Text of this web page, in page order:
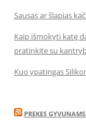
Sausas ar šlapias
Kaip išmokyti katę
pratinkite su
Kuo ypatingas
PREKES